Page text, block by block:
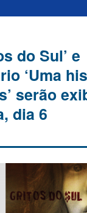
do Sul’ e
‘Uma
serão
dia 6